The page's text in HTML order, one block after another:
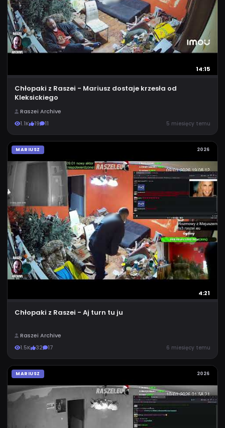
14:15
Chłopaki z Raszei - Mariusz dostaje krzesła od
Kleksickiego
Raszei Archive
1.1K
19 11 5 miesięcy temu
4:21
MARIUSZ 2026
Chłopaki z Raszei - Aj turn tu ju
Raszei Archive
1.5K
32 17 6 miesięcy temu
MARIUSZ 2026